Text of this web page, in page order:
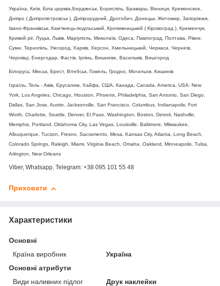
Україна, Київ, Біла церква,Бердянськ, Бориспіль, Бравары, Вінниця, Кременское,
Дніпро ( Дніпропетровськ ), Дніпрорудний, Дрогобич, Донецьк, Житомир, Запоріжжя,
Івано-Франківськ, Кам'янець-подільський, Кропивницький ( Кіровоград ), Кременчук,
Кривий ріг, Луцьк, Львів, Маріуполь, Миколаїв, Одеса, Павлоград, Полтава, Рівне,
Суми, Тернопіль, Ужгород, Харків, Херсон, Хмельницький, Черкаси, Чернігів,
Чернівці, Енергодар, Фастів, Ірпінь, Вишневе, Васильків, Вишгород
Білорусь: Мінськ, Брест, Вітебськ, Гомель, Гродно, Могильов, Кишинів
Ізраїль, Тель - Авів, Єрусалим, Хайфа, США, Канада, Canada, America, USA: New
York, Los Angeles, Chicago, Houston, Phoenix, Philadelphia, San Antonio, San Diego,
Dallas, San Jose, Austin, Jacksonville, San Francisco, Columbus, Indianapolis, Fort
Worth, Charlotte, Seattle, Denver, El Paso, Washington, Boston, Detroit, Nashville,
Memphis, Portland, Oklahoma City, Las Vegas, Louisville, Baltimore, Milwaukee,
Albuquerque, Tucson, Fresno, Sacramento, Mesa, Kansas City, Atlanta, Long Beach,
Colorado Springs, Raleigh, Miami, Virginia Beach, Omaha, Oakland, Minneapolis, Tulsa,
Arlington, New Orleans
Viber, Whatsapp, Telegram: +38 095 101 55 48
Приховати
Характеристики
Основні
Країна виробник
Україна
Основні атрибути
Види наливних підлог
Друк наклейки